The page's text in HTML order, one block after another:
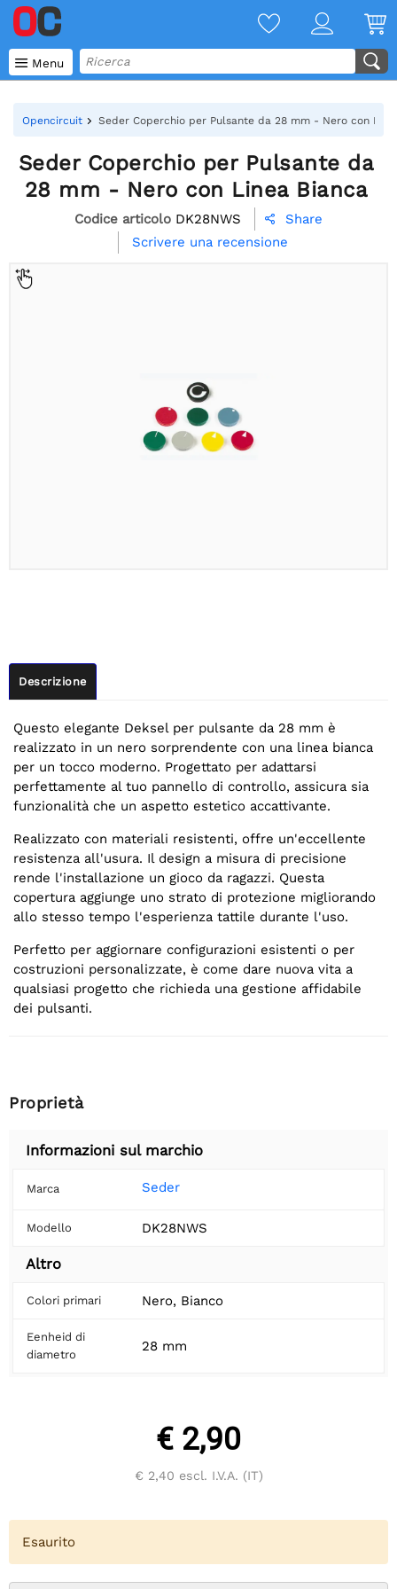
 Menu
Opencircuit Seder Coperchio per Pulsante da 28 mm - Nero con
Seder Coperchio per Pulsante da
28 mm - Nero con Linea Bianca
Codice articolo DK28NWS 
Share
Scrivere una recensione
Descrizione
Questo elegante Deksel per pulsante da 28 mm è
realizzato in un nero sorprendente con una linea bianca
per un tocco moderno. Progettato per adattarsi
perfettamente al tuo pannello di controllo, assicura sia
funzionalità che un aspetto estetico accattivante.
Realizzato con materiali resistenti, offre un'eccellente
resistenza all'usura. Il design a misura di precisione
rende l'installazione un gioco da ragazzi. Questa
copertura aggiunge uno strato di protezione migliorando
allo stesso tempo l'esperienza tattile durante l'uso.
Perfetto per aggiornare configurazioni esistenti o per
costruzioni personalizzate, è come dare nuova vita a
qualsiasi progetto che richieda una gestione affidabile
dei pulsanti.
Proprietà
Informazioni sul marchio
Marca Seder
Modello DK28NWS
Altro
Colori primari Nero, Bianco
Eenheid di
diametro
28 mm
€ 2,90
€ 2,40 escl. I.V.A. (IT)
Esaurito